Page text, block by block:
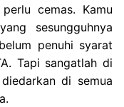
cemas. Kamu
sesungguhnya
penuhi syarat
Tapi sangatlah di
di semua